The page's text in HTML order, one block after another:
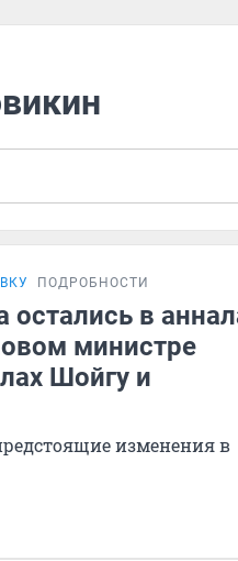
ПОДРОБНОСТИ
остались в
министре
Шойгу и
изменения в